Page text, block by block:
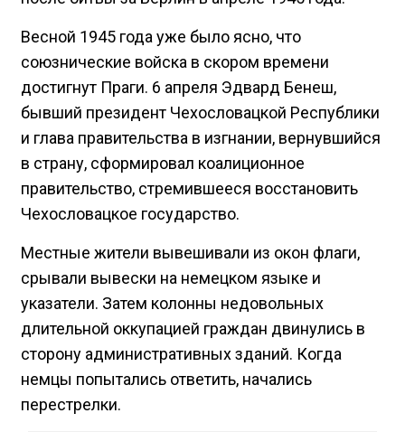
Весной 1945 года уже было ясно, что
союзнические войска в скором времени
достигнут Праги. 6 апреля Эдвард Бенеш,
бывший президент Чехословацкой Республики
и глава правительства в изгнании, вернувшийся
в страну, сформировал коалиционное
правительство, стремившееся восстановить
Чехословацкое государство.
Местные жители вывешивали из окон флаги,
срывали вывески на немецком языке и
указатели. Затем колонны недовольных
длительной оккупацией граждан двинулись в
сторону административных зданий. Когда
немцы попытались ответить, начались
перестрелки.